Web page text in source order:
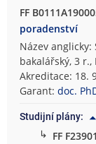
FF
poradenství
Název
bakalářský, 3
Akreditace: 18.
Garant:doc.
Studijní plány:
↳ FF